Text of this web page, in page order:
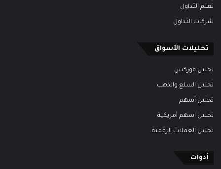
تعلم التداول
شركات التداول
تحليلات الأسواق
تحليل فوركس
تحليل السلع والذهب
تحليل أسهم
تحليل اسهم أمريكية
تحليل العملات الرقمية
أدوات